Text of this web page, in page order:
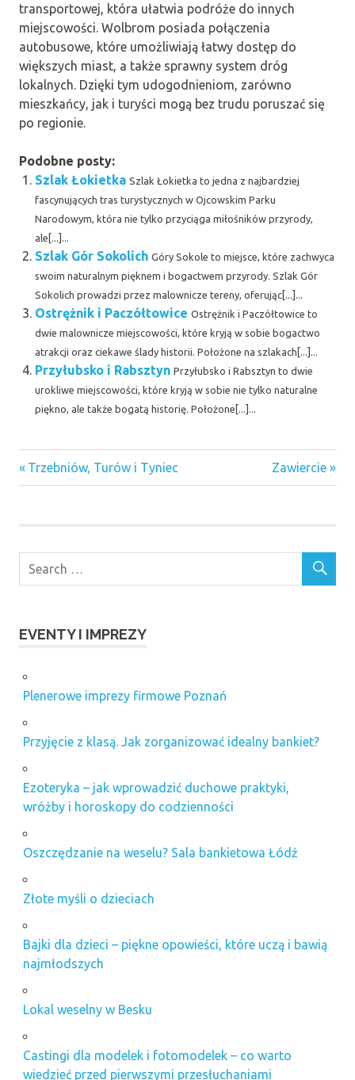
transportowej, która ułatwia podróże do innych
miejscowości. Wolbrom posiada połączenia
autobusowe, które umożliwiają łatwy dostęp do
większych miast, a także sprawny system dróg
lokalnych. Dzięki tym udogodnieniom, zarówno
mieszkańcy, jak i turyści mogą bez trudu poruszać się
po regionie.
Podobne posty:
Szlak Łokietka Szlak Łokietka to jedna z najbardziej
fascynujących tras turystycznych w Ojcowskim Parku
Narodowym, która nie tylko przyciąga miłośników przyrody,
ale[...]...
Szlak Gór Sokolich Góry Sokole to miejsce, które zachwyca
swoim naturalnym pięknem i bogactwem przyrody. Szlak Gór
Sokolich prowadzi przez malownicze tereny, oferując[...]...
Ostrężnik i Paczółtowice Ostrężnik i Paczółtowice to
dwie malownicze miejscowości, które kryją w sobie bogactwo
atrakcji oraz ciekawe ślady historii. Położone na szlakach[...]...
Przyłubsko i Rabsztyn Przyłubsko i Rabsztyn to dwie
urokliwe miejscowości, które kryją w sobie nie tylko naturalne
piękno, ale także bogatą historię. Położone[...]...
Nawigacja
Previous
Post:
Trzebniów, Turów i Tyniec
Next
Post:
Zawiercie
EVENTY I IMPREZY
Plenerowe imprezy firmowe Poznań
Przyjęcie z klasą. Jak zorganizować idealny bankiet?
Ezoteryka – jak wprowadzić duchowe praktyki,
wróżby i horoskopy do codzienności
Oszczędzanie na weselu? Sala bankietowa Łódź
Złote myśli o dzieciach
Bajki dla dzieci – piękne opowieści, które uczą i bawią
najmłodszych
Lokal weselny w Besku
Castingi dla modelek i fotomodelek – co warto
wiedzieć przed pierwszymi przesłuchaniami